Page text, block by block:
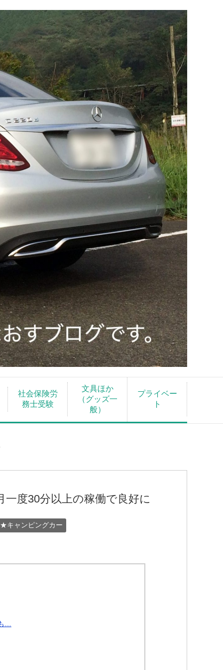
社会保険労
務士受験
文具ほか
（グッズ一
般）
プライベー
ト
度30分以上の稼働で良好に
★キャンピングカー
…